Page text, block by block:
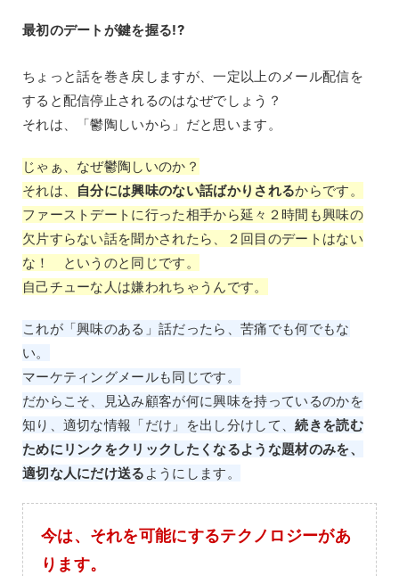
最初のデートが鍵を握る!?
ちょっと話を巻き戻しますが、一定以上のメール配信を
すると配信停止されるのはなぜでしょう？
それは、「鬱陶しいから」だと思います。
じゃぁ、なぜ鬱陶しいのか？
それは、 自分には興味のない話ばかりされるからです。
ファーストデートに行った相手から延々２時間も興味の
欠片すらない話を聞かされたら、２回目のデートはない
な！ というのと同じです。
自己チューな人は嫌われちゃうんです。
これが「興味のある」話だったら、苦痛でも何でもな
い。
マーケティングメールも同じです。
だからこそ、見込み顧客が何に興味を持っているのかを
知り、適切な情報「だけ」を出し分けして、続きを読む
ためにリンクをクリックしたくなるような題材のみを、
適切な人にだけ送る ようにします。
今は、それを可能にするテクノロジーがあ
ります。